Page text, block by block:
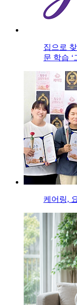
집으로
문 학습 ‘
케어링,